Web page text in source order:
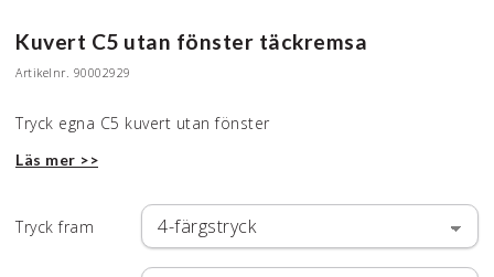
Kuvert C5 utan fönster täckremsa
Artikelnr. 90002929
Tryck egna C5 kuvert utan fönster
Läs mer >>
Tryck fram